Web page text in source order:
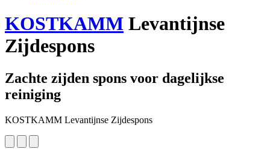
KOSTKAMM Levantijnse
Zijdespons
Zachte zijden spons voor dagelijkse
reiniging
KOSTKAMM Levantijnse Zijdespons